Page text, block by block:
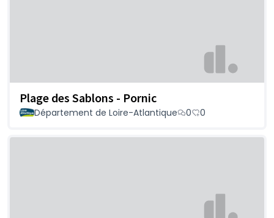
Plage des Sablons - Pornic
Département de Loire-Atlantique 0 0